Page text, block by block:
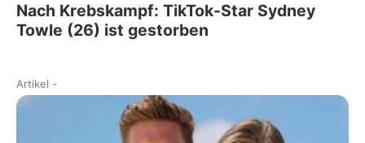
Nach Krebskampf: TikTok-Star Sydney
Towle (26) ist gestorben
Artikel -